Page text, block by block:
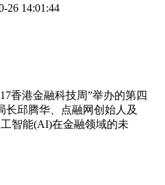
14:01:44
香港金融科技周”举办的第四
长邱腾华、点融网创始人及
智能(AI)在金融领域的未